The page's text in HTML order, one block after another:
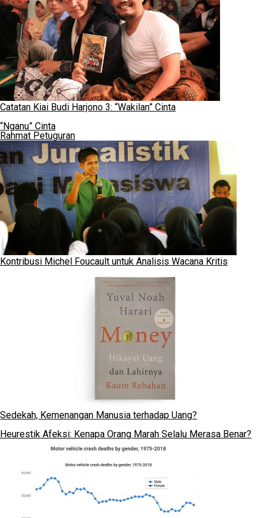
Catatan Kiai Budi Harjono 3: “Wakilan” Cinta
“Nganu” Cinta
Rahmat Petuguran
Kontribusi Michel Foucault untuk Analisis Wacana Kritis
Sedekah, Kemenangan Manusia terhadap Uang?
Heurestik Afeksi: Kenapa Orang Marah Selalu Merasa Benar?